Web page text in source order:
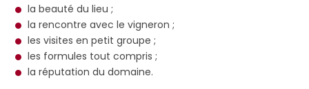
la beauté du lieu ;
la rencontre avec le vigneron ;
les visites en petit groupe ;
les formules tout compris ;
la réputation du domaine.